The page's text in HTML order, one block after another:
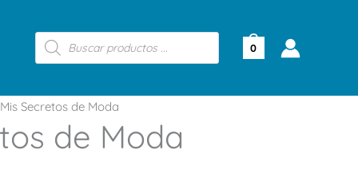
Búsqueda
de
productos
0
Secretos de Moda
de Moda